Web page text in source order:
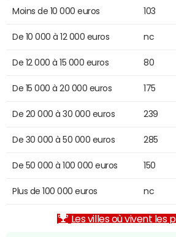
Moins de 10 000 euros 103
De 10 000 à 12 000 euros nc
De 12 000 à 15 000 euros 80
De 15 000 à 20 000 euros 175
De 20 000 à 30 000 euros 239
De 30 000 à 50 000 euros 285
De 50 000 à 100 000 euros 150
Plus de 100 000 euros nc
Les villes où vivent les